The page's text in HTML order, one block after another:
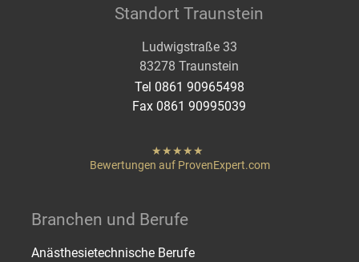
Standort Traunstein
Ludwigstraße 33
83278 Traunstein
Tel 0861 90965498
Fax 0861 90995039
hat "von
Bewertungen auf ProvenExpert.com
Branchen und Berufe
Anästhesietechnische Berufe